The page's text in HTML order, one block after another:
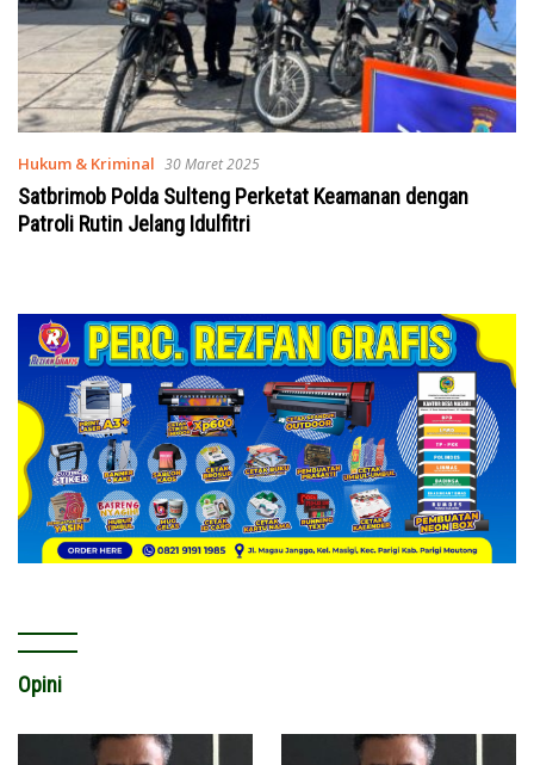
Hukum & Kriminal 30 Maret 2025
Satbrimob Polda Sulteng Perketat Keamanan dengan
Patroli Rutin Jelang Idulfitri
Opini